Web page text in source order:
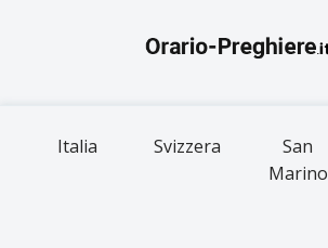
Italia Svizzera
San
Marino